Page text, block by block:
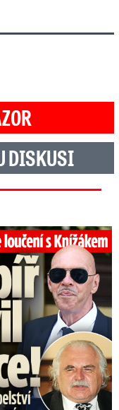
DISKUSI
Pospíšil s Medou